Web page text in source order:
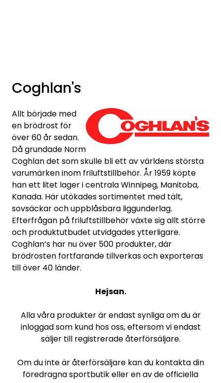
Coghlan's
Allt började med
en brödrost för
över 60 år sedan.
Då grundade Norm
Coghlan det som skulle bli ett av världens största
varumärken inom friluftstillbehör. År 1959 köpte
han ett litet lager i centrala Winnipeg, Manitoba,
Kanada. Här utökades sortimentet med tält,
sovsäckar och uppblåsbara liggunderlag.
Efterfrågan på friluftstillbehör växte sig allt större
och produktutbudet utvidgades ytterligare.
Coghlan’s har nu över 500 produkter, där
brödrosten fortfarande tillverkas och exporteras
till över 40 länder.
Hejsan.
Alla våra produkter är endast synliga om du är
inloggad som kund hos oss, eftersom vi endast
säljer till registrerade återförsäljare.
Om du inte är återförsäljare kan du kontakta din
föredragna sportbutik eller en av de officiella
Mediaportalen